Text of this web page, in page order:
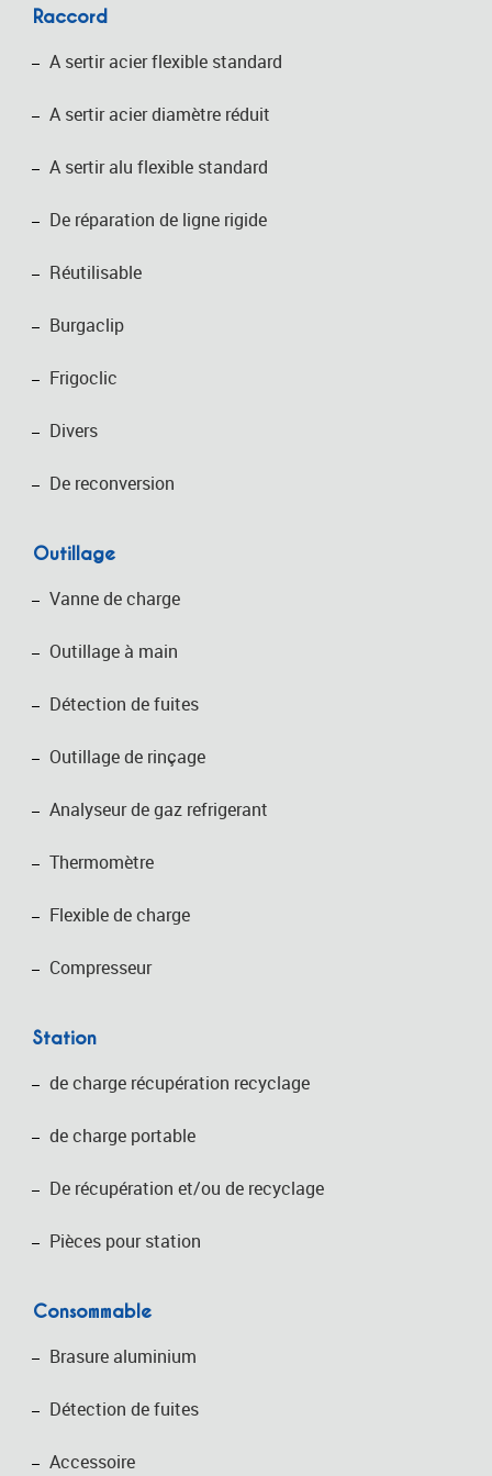
Raccord
A sertir acier flexible standard
A sertir acier diamètre réduit
A sertir alu flexible standard
De réparation de ligne rigide
Réutilisable
Burgaclip
Frigoclic
Divers
De reconversion
Outillage
Vanne de charge
Outillage à main
Détection de fuites
Outillage de rinçage
Analyseur de gaz refrigerant
Thermomètre
Flexible de charge
Compresseur
Station
de charge récupération recyclage
de charge portable
De récupération et/ou de recyclage
Pièces pour station
Consommable
Brasure aluminium
Détection de fuites
Accessoire